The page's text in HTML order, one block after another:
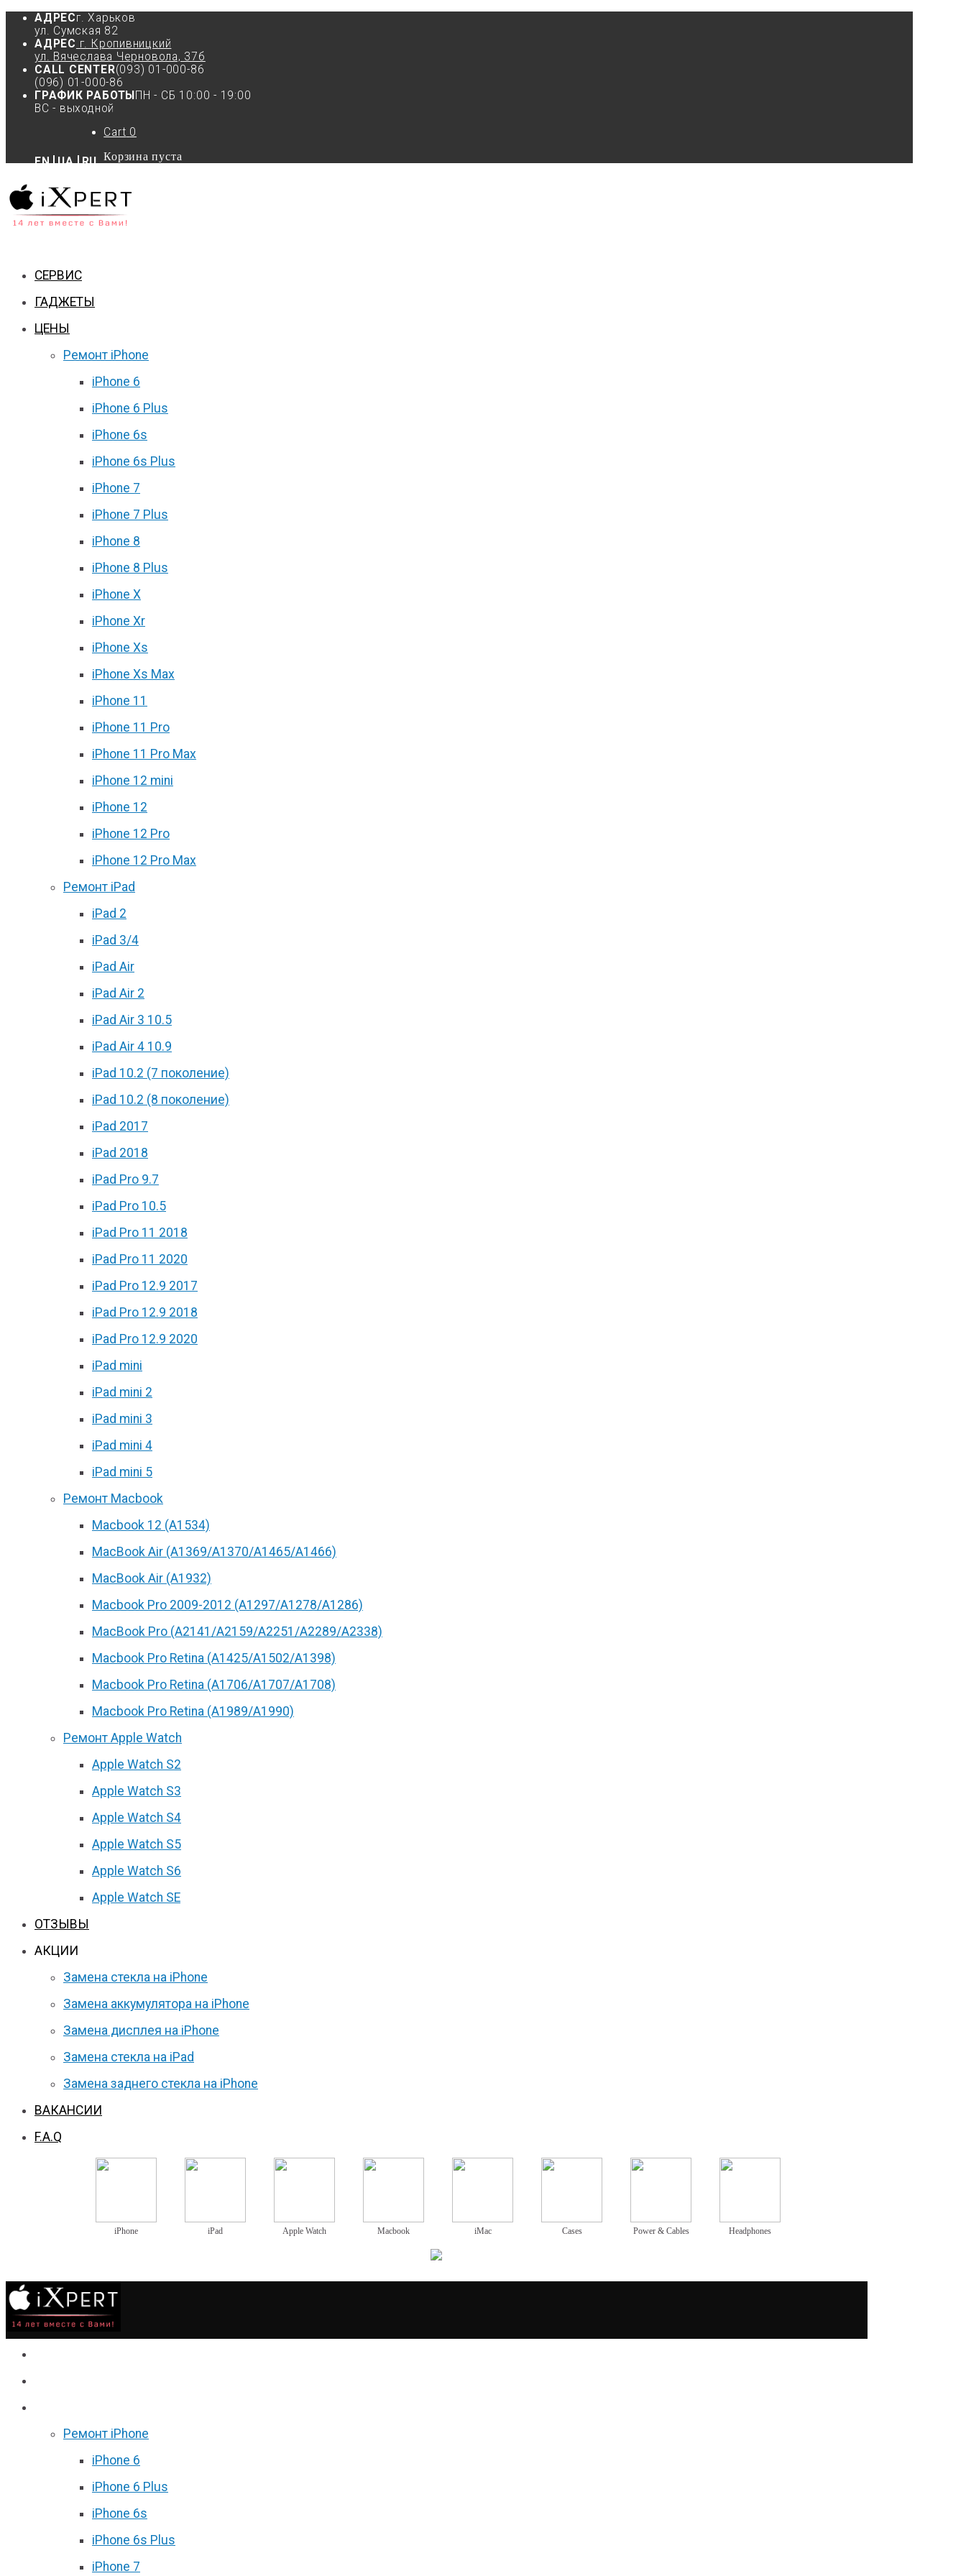
АДРЕСг. Харьков
ул. Сумская 82
АДРЕС г. Кропивницкий
ул. Вячеслава Черновола, 37б
CALL CENTER(093) 01-000-86
(096) 01-000-86
ГРАФИК РАБОТЫ ПН - СБ 10:00 - 19:00
ВС - выходной
EN UA RU
Cart 0
Корзина пуста
СЕРВИС
ГАДЖЕТЫ
ЦЕНЫ
Ремонт iPhone
iPhone 6
iPhone 6 Plus
iPhone 6s
iPhone 6s Plus
iPhone 7
iPhone 7 Plus
iPhone 8
iPhone 8 Plus
iPhone X
iPhone Xr
iPhone Xs
iPhone Xs Max
iPhone 11
iPhone 11 Pro
iPhone 11 Pro Max
iPhone 12 mini
iPhone 12
iPhone 12 Pro
iPhone 12 Pro Max
Ремонт iPad
iPad 2
iPad 3/4
iPad Air
iPad Air 2
iPad Air 3 10.5
iPad Air 4 10.9
iPad 10.2 (7 поколение)
iPad 10.2 (8 поколение)
iPad 2017
iPad 2018
iPad Pro 9.7
iPad Pro 10.5
iPad Pro 11 2018
iPad Pro 11 2020
iPad Pro 12.9 2017
iPad Pro 12.9 2018
iPad Pro 12.9 2020
iPad mini
iPad mini 2
iPad mini 3
iPad mini 4
iPad mini 5
Ремонт Macbook
Macbook 12 (А1534)
MacBook Air (A1369/A1370/A1465/A1466)
MacBook Air (A1932)
Macbook Pro 2009-2012 (A1297/A1278/A1286)
MacBook Pro (А2141/А2159/А2251/A2289/A2338)
Macbook Pro Retina (А1425/A1502/A1398)
Macbook Pro Retina (А1706/A1707/A1708)
Macbook Pro Retina (А1989/A1990)
Ремонт Apple Watch
Apple Watch S2
Apple Watch S3
Apple Watch S4
Apple Watch S5
Apple Watch S6
Apple Watch SE
ОТЗЫВЫ
АКЦИИ
Замена стекла на iPhone
Замена аккумулятора на iPhone
Замена дисплея на iPhone
Замена стекла на iPad
Замена заднего стекла на iPhone
ВАКАНСИИ
F.A.Q
iPhone iPad Apple Watch Macbook iMac Cases Power & Cables Headphones
Ремонт iPhone
iPhone 6
iPhone 6 Plus
iPhone 6s
iPhone 6s Plus
iPhone 7